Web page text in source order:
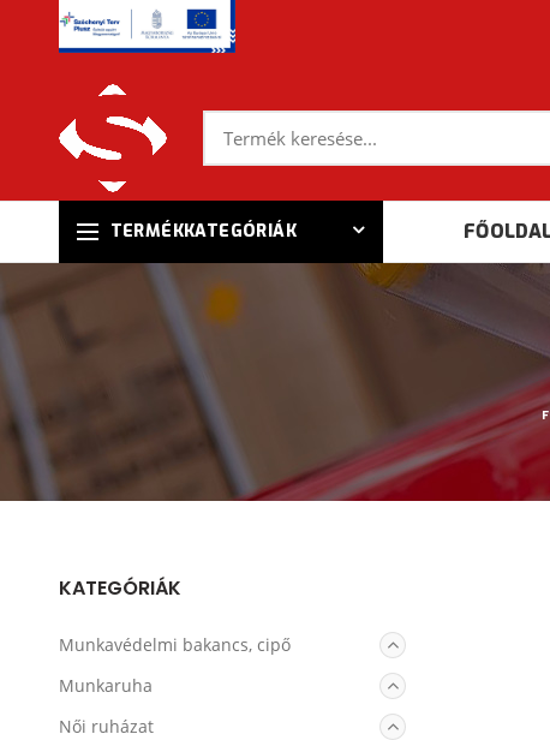
TERMÉKKATEGÓRIÁK
KATEGÓRIÁK
Munkavédelmi bakancs, cipő
Egészségügyi és higiéniás papucs és
Munkaruha
Férfi köpeny, laborköpeny
Női ruházat